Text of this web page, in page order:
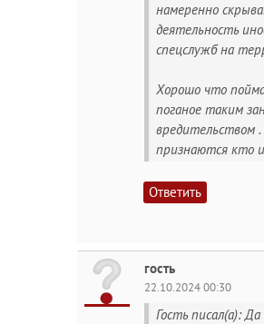
намеренно
деятельность
спецслужб на
Хорошо что
поганое таким
вредительством .
признаются кто
Ответить
гость
22.10.2024 00:30
Гость писал(а):